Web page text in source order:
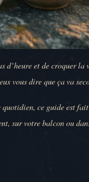
d’heure et de croquer
vous dire que ça va
ce guide est
sur votre balcon ou